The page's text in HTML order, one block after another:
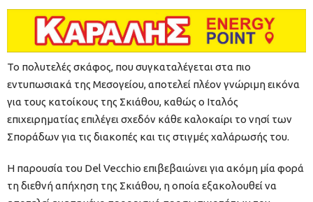
Το πολυτελές σκάφος, που συγκαταλέγεται στα πιο
εντυπωσιακά της Μεσογείου, αποτελεί πλέον γνώριμη εικόνα
για τους κατοίκους της Σκιάθου, καθώς ο Ιταλός
επιχειρηματίας επιλέγει σχεδόν κάθε καλοκαίρι το νησί των
Σποράδων για τις διακοπές και τις στιγμές χαλάρωσής του.
Η παρουσία του Del Vecchio επιβεβαιώνει για ακόμη μία φορά
τη διεθνή απήχηση της Σκιάθου, η οποία εξακολουθεί να